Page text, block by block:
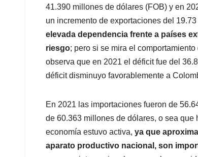
41.390 millones de dólares (FOB) y en
un incremento de exportaciones del 19.73
elevada dependencia frente a países
riesgo; pero si se mira el
observa que en 2021 el déficit fue del
déficit disminuyo favorablemente a
En 2021 las importaciones fueron de
de 60.363 millones de dólares, o sea
economía estuvo activa, ya que
aparato productivo nacional, son